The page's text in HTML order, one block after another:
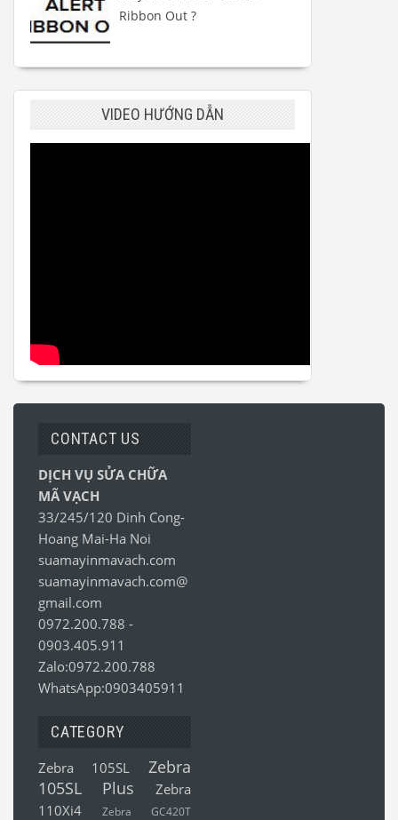
Ribbon Out ?
VIDEO HƯỚNG DẪN
CONTACT US
DỊCH VỤ SỬA CHỮA
MÃ VẠCH
33/245/120 Dinh Cong-
Hoang Mai-Ha Noi
suamayinmavach.com
suamayinmavach.com@
gmail.com
0972.200.788 -
0903.405.911
Zalo:0972.200.788
WhatsApp:0903405911
CATEGORY
Zebra 105SL
Zebra
105SL Plus
Zebra
110Xi4
Zebra GC420T